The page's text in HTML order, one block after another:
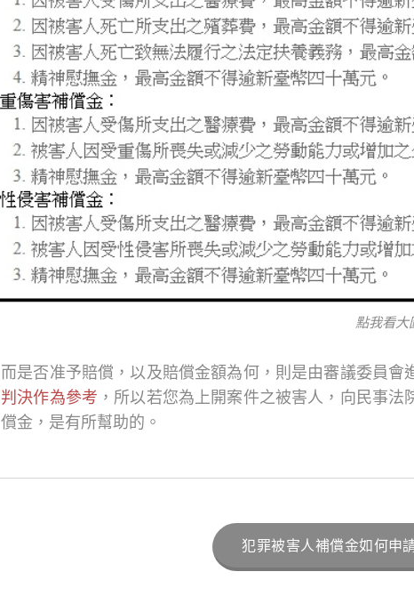
點我看大
而是否准予賠償，以及賠償金額為何，則是由審議委員會
判決作為參考 ，所以若您為上開案件之被害人，向民事
償金，是有所幫助的。
犯罪被害人補償金如何申